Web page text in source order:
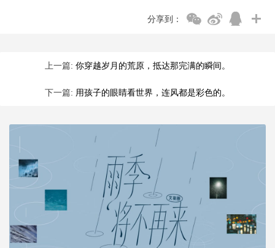
分享到：
上一篇: 你穿越岁月的荒原，抵达那完满的瞬间。
下一篇: 用孩子的眼睛看世界，连风都是彩色的。